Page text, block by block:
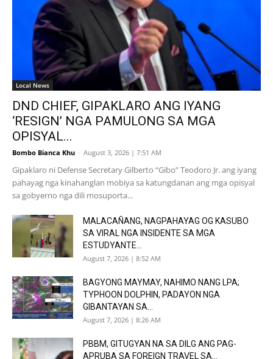
Local News
DND CHIEF, GIPAKLARO ANG IYANG
‘RESIGN’ NGA PAMULONG SA MGA
OPISYAL...
Bombo Bianca Khu - August 3, 2026 | 7:51 AM
Gipaklaro ni Defense Secretary Gilberto “Gibo” Teodoro Jr. ang iyang
pahayag nga kinahanglan mobiya sa katungdanan ang mga opisyal
sa gobyerno nga dili mosuporta...
MALACAÑANG, NAGPAHAYAG OG KASUBO
SA VIRAL NGA INSIDENTE SA MGA
ESTUDYANTE...
August 7, 2026 | 8:52 AM
BAGYONG MAYMAY, NAHIMO NANG LPA;
TYPHOON DOLPHIN, PADAYON NGA
GIBANTAYAN SA...
August 7, 2026 | 8:26 AM
PBBM, GITUGYAN NA SA DILG ANG PAG-
APRUBA SA FOREIGN TRAVEL SA...